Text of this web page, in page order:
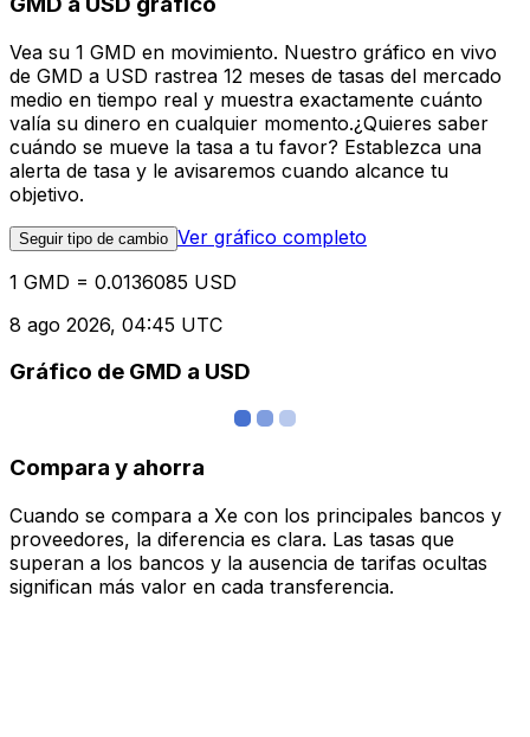
Vea su 1 GMD en movimiento. Nuestro gráfico en vivo
de GMD a USD rastrea 12 meses de tasas del mercado
medio en tiempo real y muestra exactamente cuánto
valía su dinero en cualquier momento.¿Quieres saber
cuándo se mueve la tasa a tu favor? Establezca una
alerta de tasa y le avisaremos cuando alcance tu
objetivo.
Seguir tipo de cambio Ver gráfico completo
1 GMD = 0.0136085 USD
8 ago 2026, 04:45 UTC
Gráfico de GMD a USD
Compara y ahorra
Cuando se compara a Xe con los principales bancos y
proveedores, la diferencia es clara. Las tasas que
superan a los bancos y la ausencia de tarifas ocultas
significan más valor en cada transferencia.